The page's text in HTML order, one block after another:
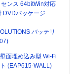
ンス 64bitWin対応
DVDパッケージ
バッテリ
面埋め込み型 Wi-Fi
(EAP615-WALL)